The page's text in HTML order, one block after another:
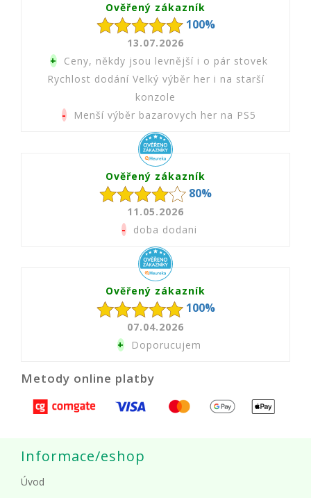
Ověřený zákazník
100%
13.07.2026
+ Ceny, někdy jsou levnější i o pár stovek
Rychlost dodání Velký výběr her i na starší
konzole
- Menší výběr bazarovych her na PS5
Ověřený zákazník
80%
11.05.2026
-doba dodani
Ověřený zákazník
100%
07.04.2026
+Doporucujem
Metody online platby
Informace/eshop
Úvod